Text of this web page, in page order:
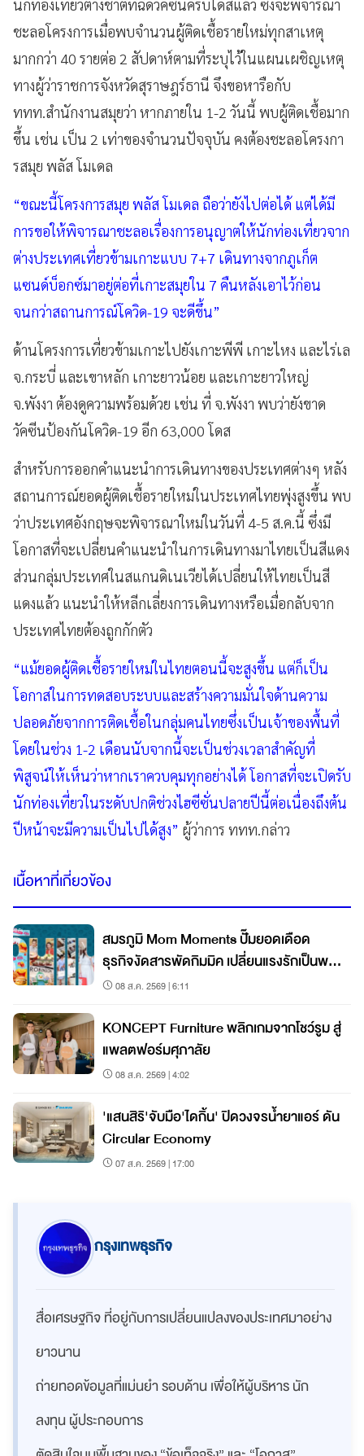
นักท่องเที่ยวต่างชาติที่ฉีดวัคซีนครบโดสแล้ว ซึ่งจะพิจารณา
ชะลอโครงการเมื่อพบจำนวนผู้ติดเชื้อรายใหม่ทุกสาเหตุ
มากกว่า 40 รายต่อ 2 สัปดาห์ตามที่ระบุไว้ในแผนเผชิญเหตุ
ทางผู้ว่าราชการจังหวัดสุราษฎร์ธานี จึงขอหารือกับ
ททท.สำนักงานสมุยว่า หากภายใน 1-2 วันนี้ พบผู้ติดเชื้อมาก
ขึ้น เช่น เป็น 2 เท่าของจำนวนปัจจุบัน คงต้องชะลอโครงกา
รสมุย พลัส โมเดล
“ขณะนี้โครงการสมุย พลัส โมเดล ถือว่ายังไปต่อได้ แต่ได้มี
การขอให้พิจารณาชะลอเรื่องการอนุญาตให้นักท่องเที่ยวจาก
ต่างประเทศเที่ยวข้ามเกาะแบบ 7+7 เดินทางจากภูเก็ต
แซนด์บ็อกซ์มาอยู่ต่อที่เกาะสมุยใน 7 คืนหลังเอาไว้ก่อน
จนกว่าสถานการณ์โควิด-19 จะดีขึ้น”
ด้านโครงการเที่ยวข้ามเกาะไปยังเกาะพีพี เกาะไหง และไร่เล
จ.กระบี่ และเขาหลัก เกาะยาวน้อย และเกาะยาวใหญ่
จ.พังงา ต้องดูความพร้อมด้วย เช่น ที่ จ.พังงา พบว่ายังขาด
วัคซีนป้องกันโควิด-19 อีก 63,000 โดส
สำหรับการออกคำแนะนำการเดินทางของประเทศต่างๆ หลัง
สถานการณ์ยอดผู้ติดเชื้อรายใหม่ในประเทศไทยพุ่งสูงขึ้น พบ
ว่าประเทศอังกฤษจะพิจารณาใหม่ในวันที่ 4-5 ส.ค.นี้ ซึ่งมี
โอกาสที่จะเปลี่ยนคำแนะนำในการเดินทางมาไทยเป็นสีแดง
ส่วนกลุ่มประเทศในสแกนดิเนเวียได้เปลี่ยนให้ไทยเป็นสี
แดงแล้ว แนะนำให้หลีกเลี่ยงการเดินทางหรือเมื่อกลับจาก
ประเทศไทยต้องถูกกักตัว
“แม้ยอดผู้ติดเชื้อรายใหม่ในไทยตอนนี้จะสูงขึ้น แต่ก็เป็น
โอกาสในการทดสอบระบบและสร้างความมั่นใจด้านความ
ปลอดภัยจากการติดเชื้อในกลุ่มคนไทยซึ่งเป็นเจ้าของพื้นที่
โดยในช่วง 1-2 เดือนนับจากนี้จะเป็นช่วงเวลาสำคัญที่
พิสูจน์ให้เห็นว่าหากเราควบคุมทุกอย่างได้ โอกาสที่จะเปิดรับ
นักท่องเที่ยวในระดับปกติช่วงไฮซีซั่นปลายปีนี้ต่อเนื่องถึงต้น
ปีหน้าจะมีความเป็นไปได้สูง” ผู้ว่าการ ททท.กล่าว
เนื้อหาที่เกี่ยวข้อง
สมรภูมิ Mom Moments ปั๊มยอดเดือด
ธุรกิจงัดสารพัดกิมมิค เปลี่ยนแรงรักเป็นพลัง
ช้อป!08 ส.ค. 2569 | 6:11
KONCEPT Furniture พลิกเกมจากโชว์รูม สู่
แพลตฟอร์มศุภาลัย
08 ส.ค. 2569 | 4:02
'แสนสิริ'จับมือ'ไดกิ้น' ปิดวงจรน้ำยาแอร์ ดัน
Circular Economy
07 ส.ค. 2569 | 17:00
กรุงเทพธุรกิจ
สื่อเศรษฐกิจ ที่อยู่กับการเปลี่ยนแปลงของประเทศมาอย่าง
ยาวนาน
ถ่ายทอดข้อมูลที่แม่นยำ รอบด้าน เพื่อให้ผู้บริหาร นัก
ลงทุน ผู้ประกอบการ